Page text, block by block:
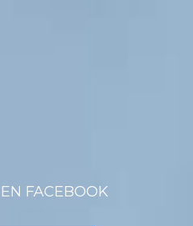
FACEBOOK